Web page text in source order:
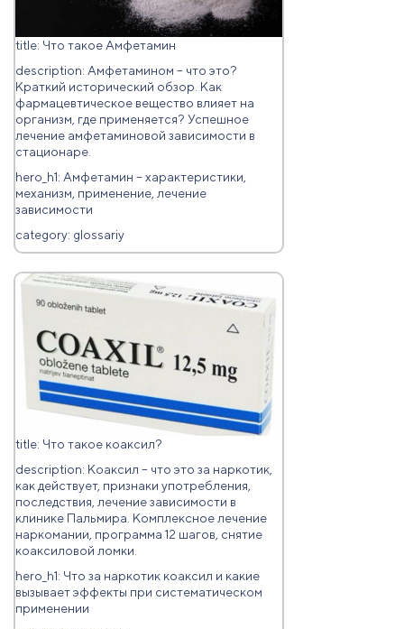
title: Что такое Амфетамин
description: Амфетамином – что это?
Краткий исторический обзор. Как
фармацевтическое вещество влияет на
организм, где применяется? Успешное
лечение амфетаминовой зависимости в
стационаре.
hero_h1: Амфетамин – характеристики,
механизм, применение, лечение
зависимости
category: glossariy
title: Что такое коаксил?
description: Коаксил – что это за наркотик,
как действует, признаки употребления,
последствия, лечение зависимости в
клинике Пальмира. Комплексное лечение
наркомании, программа 12 шагов, снятие
коаксиловой ломки.
hero_h1: Что за наркотик коаксил и какие
вызывает эффекты при систематическом
применении